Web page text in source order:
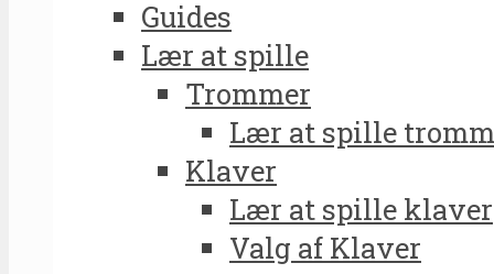
Guides
Lær at spille
Trommer
Lær at spille
Klaver
Lær at spille klaver
Valg af Klaver